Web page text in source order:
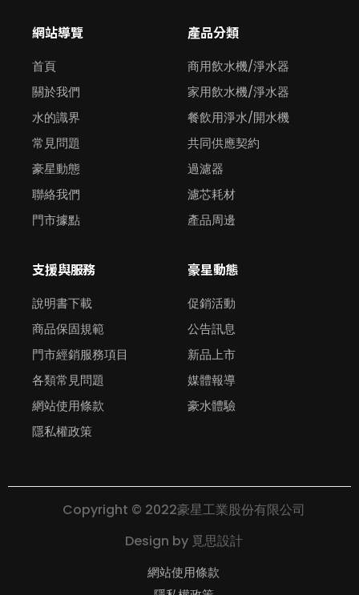
網站導覽
首頁
關於我們
水的識界
常見問題
豪星動態
聯絡我們
門市據點
產品分類
商用飲水機/淨水器
家用飲水機/淨水器
餐飲用淨水/開水機
共同供應契約
過濾器
濾芯耗材
產品周邊
支援與服務
說明書下載
商品保固規範
門市經銷服務項目
各類常見問題
網站使用條款
隱私權政策
豪星動態
促銷活動
公告訊息
新品上市
媒體報導
豪水體驗
Copyright © 2022豪星工業股份有限公司
Design by 覓思設計
網站使用條款